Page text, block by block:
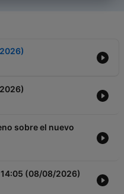
sobre el nuevo
(08/08/2026)